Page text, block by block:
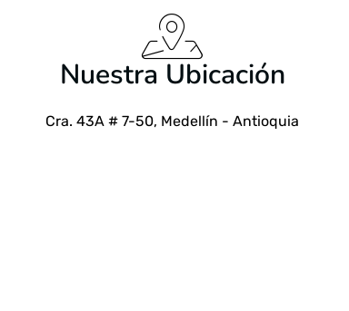
Nuestra Ubicación
Cra. 43A # 7-50, Medellín - Antioquia